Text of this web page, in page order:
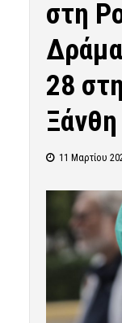
στη
28
Ξάνθη
11 Μαρτίου